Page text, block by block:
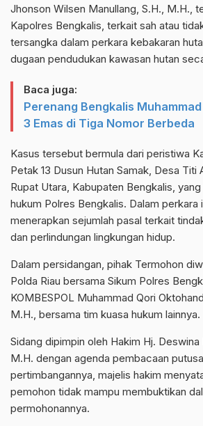
Jhonson Wilsen Manullang, S.H., M.H.,
Kapolres Bengkalis, terkait sah atau
tersangka dalam perkara kebakaran
dugaan pendudukan kawasan hutan
Baca juga:
Perenang Bengkalis
3 Emas di Tiga Nomor Berbeda
Kasus tersebut bermula dari peristiwa
Petak 13 Dusun Hutan Samak, Desa Titi
Rupat Utara, Kabupaten Bengkalis,
hukum Polres Bengkalis. Dalam perkara
menerapkan sejumlah pasal terkait
dan perlindungan lingkungan hidup.
Dalam persidangan, pihak Termohon
Polda Riau bersama Sikum Polres
KOMBESPOL Muhammad Qori
M.H., bersama tim kuasa hukum lainnya.
Sidang dipimpin oleh Hakim Hj. Deswina
M.H. dengan agenda pembacaan
pertimbangannya, majelis hakim
pemohon tidak mampu membuktikan
permohonannya.